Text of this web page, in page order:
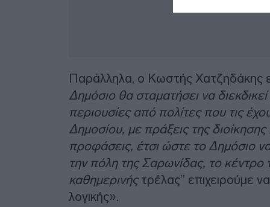
Παράλληλα, ο Κωστής Χατζηδάκης
Δημόσιο θα σταματήσει να
περιουσίες από πολίτες που τις
Δημοσίου, με πράξεις της
προφάσεις, έτσι ώστε το Δημόσιο
την πόλη της Σαρωνίδας, το κέντρο
καθημερινήςτρέλας” επιχειρούμε
λογικής».